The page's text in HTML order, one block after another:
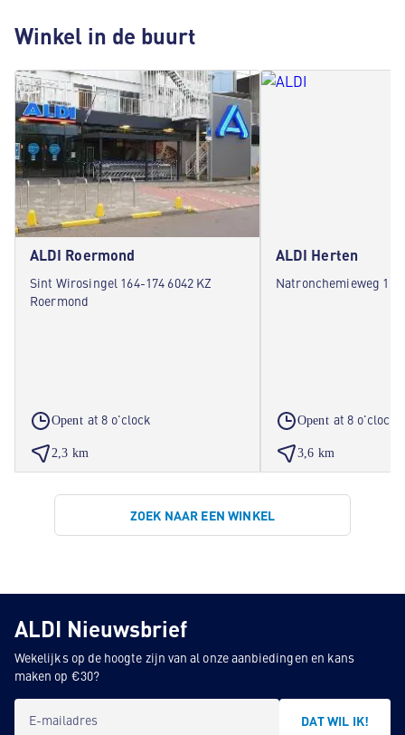
Winkel in de buurt
ALDI Roermond
Sint Wirosingel 164-174 6042 KZ
Roermond
Opent at 8 o'clock
2,3 km
ALDI Herten
Natronchemieweg 1
Opent at 8 o'clock
3,6 km
ZOEK NAAR EEN WINKEL
ALDI Nieuwsbrief
Wekelijks op de hoogte zijn van al onze aanbiedingen en kans
maken op €30?
E-mailadres DAT WIL IK!